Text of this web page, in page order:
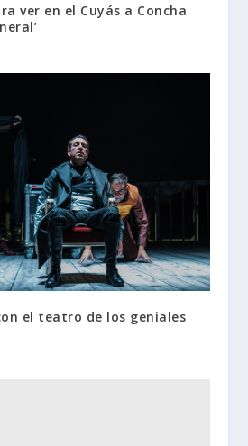
ver en el Cuyás a Concha
el teatro de los geniales